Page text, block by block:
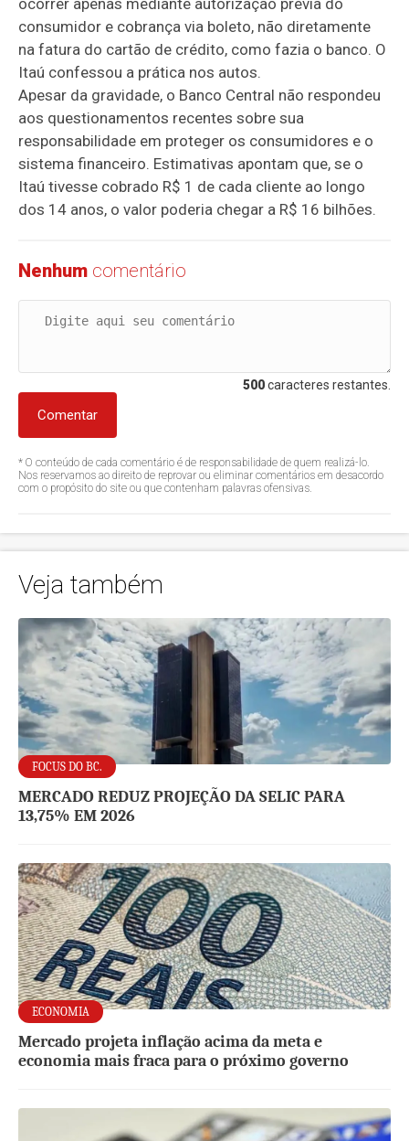
ocorrer apenas mediante autorização prévia do
consumidor e cobrança via boleto, não diretamente
na fatura do cartão de crédito, como fazia o banco. O
Itaú confessou a prática nos autos.
Apesar da gravidade, o Banco Central não respondeu
aos questionamentos recentes sobre sua
responsabilidade em proteger os consumidores e o
sistema financeiro. Estimativas apontam que, se o
Itaú tivesse cobrado R$ 1 de cada cliente ao longo
dos 14 anos, o valor poderia chegar a R$ 16 bilhões.
Nenhum comentário
500caracteres restantes.
Comentar
* O conteúdo de cada comentário é de responsabilidade de quem realizá-lo.
Nos reservamos ao direito de reprovar ou eliminar comentários em desacordo
com o propósito do site ou que contenham palavras ofensivas.
Veja também
FOCUS DO BC.
MERCADO REDUZ PROJEÇÃO DA SELIC PARA
13,75% EM 2026
ECONOMIA
Mercado projeta inflação acima da meta e
economia mais fraca para o próximo governo